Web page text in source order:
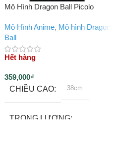
Mô Hình Dragon Ball Picolo
Mô Hình Anime, Mô hình Dragon
Ball
Hết hàng
359,000₫
CHIỀU CAO
38cm
TRỌNG LƯỢNG